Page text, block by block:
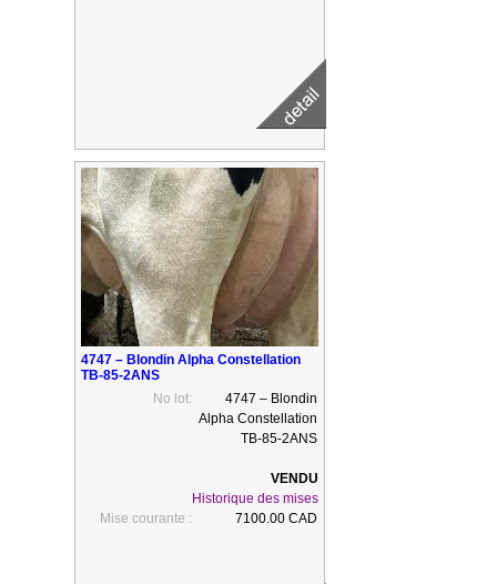
4747 – Blondin Alpha Constellation
TB-85-2ANS
No lot:
4747 – Blondin
Alpha Constellation
TB-85-2ANS
Historique des mises
Mise courante :
7100.00 CAD